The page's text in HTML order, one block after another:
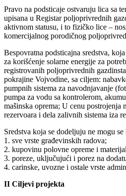
Pravo na podsticaje ostvaruju lica sa
upisana u Registar poljoprivrednih
aktivnom statusu, i to fizičko lice –
komercijalnog porodičnog
Bespovratna podsticajna sredstva,
za korišćenje solarne energije za
registrovanih poljoprivrednih
pokrajine Vojvodine, sa ciljem:
pumpnih sistema za navodnjavanje
pumpa za vodu sa kontrolerom,
mašinska oprema; U cenu postrojenja
rezervoara i dela zalivnih sistema iza
Sredstva koja se dodeljuju ne mogu
1. sve vrste građevinskih radova;
2. kupovinu polovne opreme i
3. poreze, uključujući i porez na
4. carinske, uvozne i ostale vrste
II Ciljevi projekta